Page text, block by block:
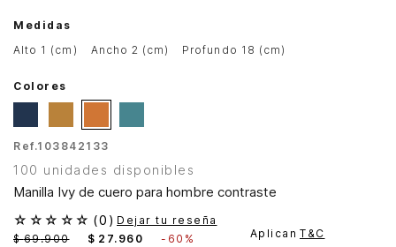
Medidas
alto 1 (cm)
ancho 2 (cm) profundo 18 (cm)
Colores
Ref.103842133
100 unidades disponibles
Manilla Ivy de cuero para hombre contraste
☆ ☆ ☆ ☆ ☆ (0 ) Dejar tu reseña
$ 69.900 $ 27. 960 - 60% Aplican T&C